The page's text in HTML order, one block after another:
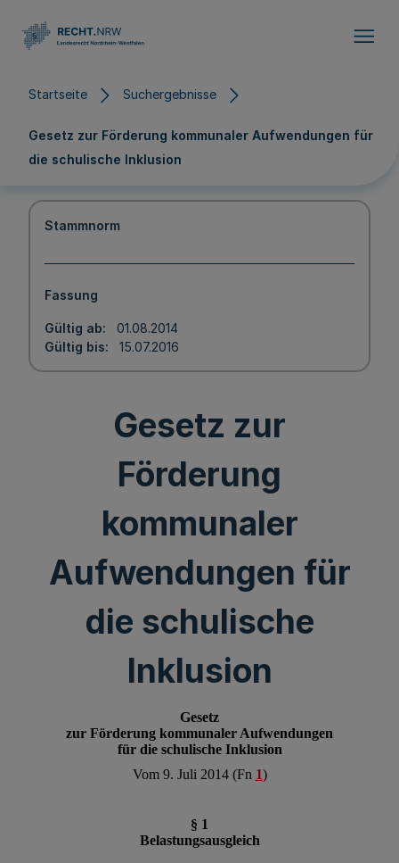
Startseite Suchergebnisse
Gesetz zur Förderung kommunaler Aufwendungen für
die schulische Inklusion
Stammnorm
Fassung
Gültig ab
01.08.2014
Gültig bis
15.07.2016
Gesetz zur
Förderung
kommunaler
Aufwendungen für
die schulische
Inklusion